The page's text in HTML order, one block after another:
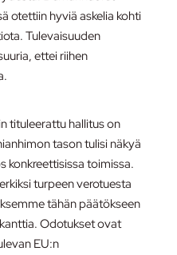
otettiin hyviä askelia kohti
Tulevaisuuden
ettei riihen
tituleerattu hallitus on
tason tulisi näkyä
konkreettisissa toimissa.
turpeen verotuesta
tähän päätökseen
Odotukset ovat
EU:n